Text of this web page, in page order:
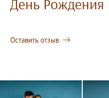
День Рождения
Оставить отзыв